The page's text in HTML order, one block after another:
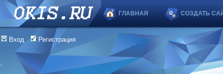
ГЛАВНАЯ СОЗДАТЬ
Вход Регистрация